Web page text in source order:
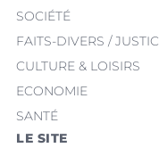
SOCIÉTÉ
FAITS-DIVERS /
CULTURE & LOISIRS
ECONOMIE
SANTÉ
LE SITE